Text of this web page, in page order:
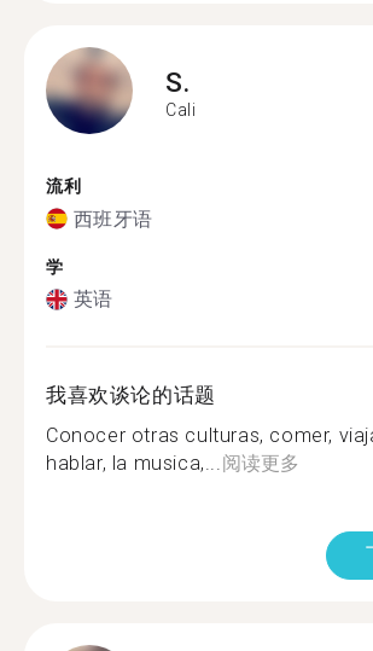
S.
Cali
流利
西班牙语
学
英语
我喜欢谈论的话题
Conocer otras culturas, comer,
hablar, la musica,...阅读更多